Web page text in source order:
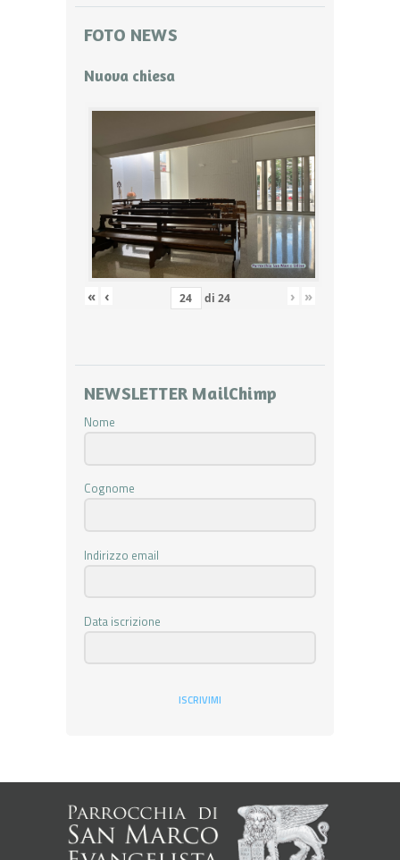
FOTO NEWS
Nuova chiesa
« ‹ di 24 › »
NEWSLETTER MailChimp
Nome
Cognome
Indirizzo email
Data iscrizione
ISCRIVIMI